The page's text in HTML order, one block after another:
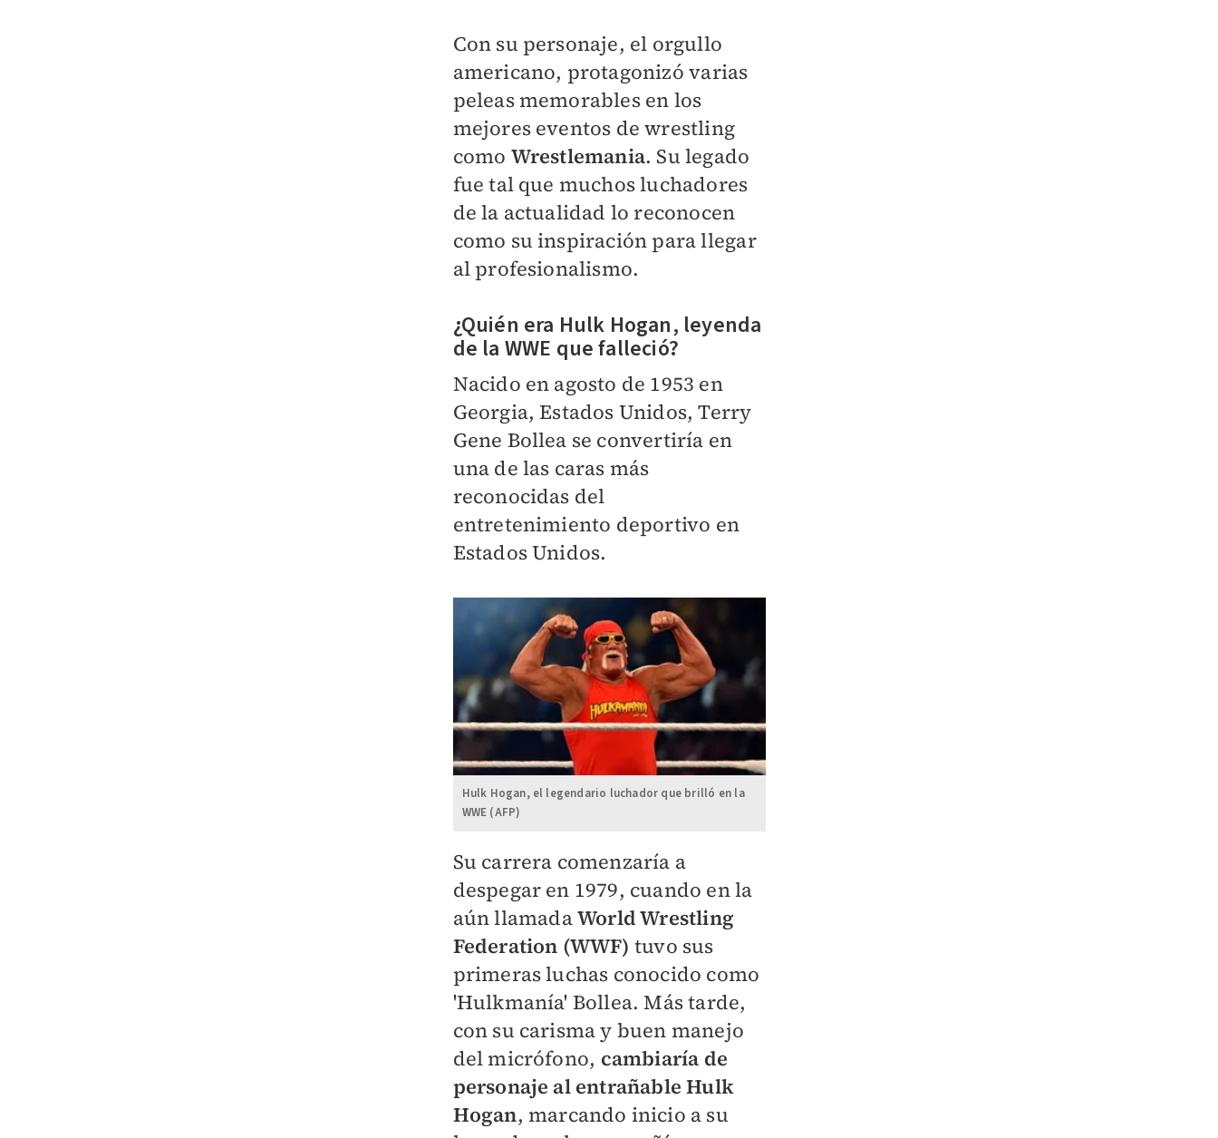
Con su personaje, el orgullo
americano, protagonizó varias
peleas memorables en los
mejores eventos de wrestling
como Wrestlemania. Su legado
fue tal que muchos luchadores
de la actualidad lo reconocen
como su inspiración para llegar
al profesionalismo.
¿Quién era Hulk Hogan, leyenda
de la WWE que falleció?
Nacido en agosto de 1953 en
Georgia, Estados Unidos, Terry
Gene Bollea se convertiría en
una de las caras más
reconocidas del
entretenimiento ​deportivo en
Estados Unidos.
Hulk Hogan, el legendario luchador que brilló en la
WWE (AFP)
Su carrera comenzaría a
despegar en 1979, cuando en la
aún llamadaWorld Wrestling
Federation (WWF) tuvo sus
primeras luchas conocido como
'Hulkmanía' Bollea. Más tarde,
con su carisma y buen manejo
del micrófono, cambiaría de
personaje al entrañable Hulk
Hogan, marcando inicio a su